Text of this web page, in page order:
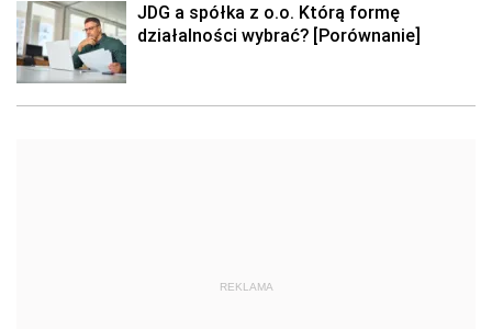
JDG a spółka z o.o. Którą formę
działalności wybrać? [Porównanie]
REKLAMA